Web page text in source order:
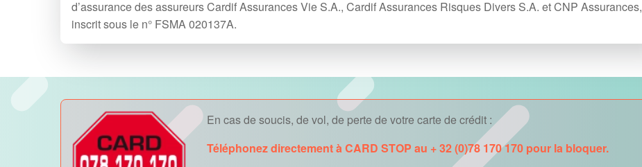
d’assurance des assureurs Cardif Assurances Vie S.A., Cardif Assurances Risques Divers S.A. et CNP Assurances,
inscrit sous le n° FSMA 020137A.
En cas de soucis, de vol, de perte de votre carte de crédit :
Téléphonez directement à CARD STOP au + 32 (0)78 170 170 pour la bloquer.